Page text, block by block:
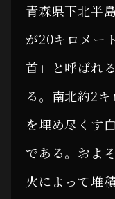
青森県下北半
が20キロメー
首」と呼ばれ
る。南北約2
を埋め尽くす
である。およ
火によって堆